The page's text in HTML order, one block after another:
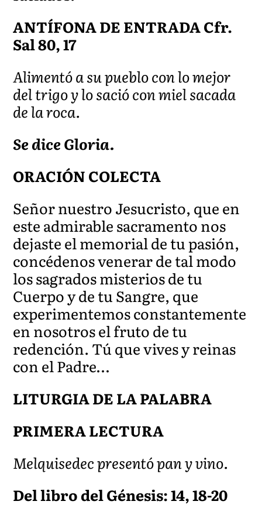
ANTÍFONA DE ENTRADA Cfr.
Sal 80, 17
Alimentó a su pueblo con lo mejor
del trigo y lo sació con miel sacada
de la roca.
Se dice Gloria.
ORACIÓN COLECTA
Señor nuestro Jesucristo, que en
este admirable sacramento nos
dejaste el memorial de tu pasión,
concédenos venerar de tal modo
los sagrados misterios de tu
Cuerpo y de tu Sangre, que
experimentemos constantemente
en nosotros el fruto de tu
redención. Tú que vives y reinas
con el Padre…
LITURGIA DE LA PALABRA
PRIMERA LECTURA
Melquisedec presentó pan y vino.
Del libro del Génesis: 14, 18-20